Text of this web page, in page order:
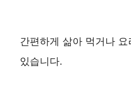
간편하게 삶아 먹거나
있습니다.